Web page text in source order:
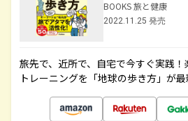
BOOKS 旅と健康
2022.11.25 発売
旅先で、近所で、自宅で今すぐ実践
トレーニングを「地球の歩き方」が